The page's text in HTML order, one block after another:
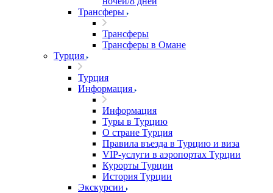
Трансферы
Трансферы
Трансферы в Омане
Турция
Турция
Информация
Информация
Туры в Турцию
О стране Турция
Правила въезда в Турцию и виза
VIP-услуги в аэропортах Турции
Курорты Турции
История Турции
Экскурсии